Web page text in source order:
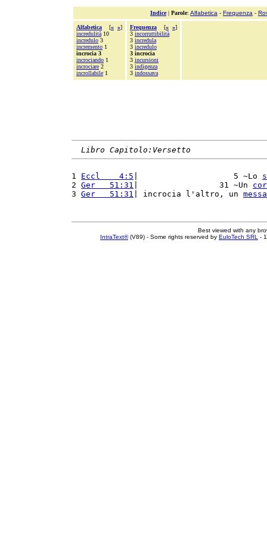
Indice| Parole: Alfabetica - Frequenza -
Alfabetica [« »]
incredulità 10
incredulo 3
incremento 1
incrocia 3
incrociando 1
incrociare 2
incrollabile 1
Frequenza [« »]
3 incorruttibilità
3 incredula
3 incredulo
3 incrocia
3 incursioni
3 indigenza
3 indossava
Libro Capitolo:Versetto
1 Eccl    4:5 |                    5 ~Lo
2 Ger   51:31 |                 31 ~Un
3 Ger   51:31 | incrocia l'altro, un
Best viewed with any
IntraText®(V89) - Some rights reserved by EuloTech SRL -